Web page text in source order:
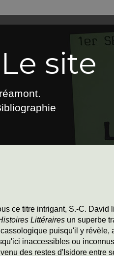
site
ce titre intrigant, S.-C. David
Littéraires un superbe
puisqu'il y révèle,
inaccessibles ou
des restes d'Isidore entre